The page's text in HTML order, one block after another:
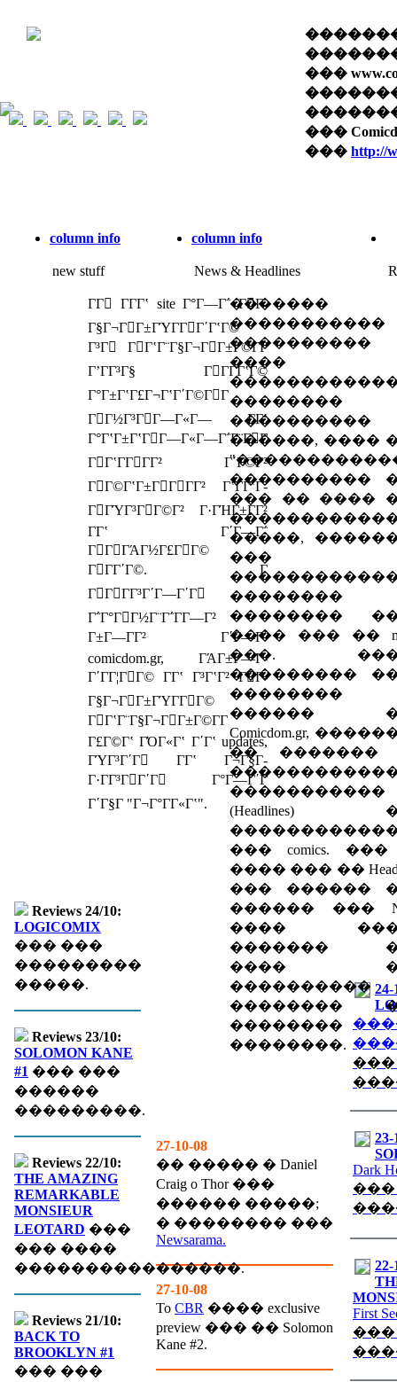
���
�������
���
��� http://
column info
new stuff
ΓΓ ΓΓ­Γʽ site Γ°Γ―Γ΅ ΓΓ­
Γ§Γ¬ΓΓ±ΓΎΓ­ΓΓ΄ΓʽΓ©
Γ³Γ ΓΓʽΓ¨Γ§Γ¬ΓΓ±Γ©Γ­Γ
ΓʼΓΓ³Γ§ ΓΓΓ­ΓʽΓ©
Γ°Γ±ΓʽΓ£Γ¬ΓʽΓ΄Γ©ΓΓ
ΓΓ½Γ³ΓΓ―Γ«Γ― Γ­Γʽ
Γ°ΓʽΓ±ΓʽΓΓ―Γ«Γ―Γ΅Γ¨ΓΓ
ΓΓʽΓ­ΓΓΓ² Γ΄Γ©Γ²
ΓΓ©ΓʽΓ±ΓΓΓΓ² ΓʽΓ­ΓʽΓ­
ΓΓΎΓ³ΓΓ©Γ² Γ·ΓΉΓ±ΓΓ²
Γ­Γʽ Γ΄Γ―Γ΅
ΓΓΓΆΓ½Γ£ΓΓ©
ΓΓΓ΄Γ©. Γ
ΓΓΓΓ³Γ΄Γ―Γ΄Γ
Γ΅Γ°ΓΓ½Γ¨Γ΅Γ­Γ―Γ²
Γ±Γ―ΓΓ² Γ΄Γ―Γ΅
comicdom.gr, ΓΆΓ±Γ―Γ­
Γ΄ΓΓ¦ΓΓ© Γ­Γʽ Γ³ΓʽΓ² ΓΓ­
Γ§Γ¬ΓΓ±ΓΎΓ­ΓΓ©
ΓΓʽΓ¨Γ§Γ¬ΓΓ±Γ©Γ­Γ
Γ£Γ©Γʽ ΓΌΓ«Γʽ Γ΄Γʽ updates,
ΓΎΓ³Γ΄Γ Γ­Γʽ Γ¬Γ§Γ­
Γ·ΓΓ³ΓΓ΄Γ Γ°Γ―Γ΄Γ
Γ΄Γ§Γ­ "Γ¬Γ°ΓΓ«Γʽ".
Reviews 24/10:
LOGICOMIX
��� ���
���������
�����.
Reviews 23/10:
SOLOMON KANE
#1 ��� ���
������
���������.
Reviews 22/10:
THE AMAZING
REMARKABLE
MONSIEUR
LEOTARD ���
��� ����
����������������.
Reviews 21/10:
BACK TO
BROOKLYN #1
��� ���
column info
News & Headlines
�������
�����������
����������
����
��������
����������
������, ����
����������
��� �� ����
�����,
���
��������
��������
���� ��� ��
���.
���������
��������
������
Comicdom.gr,
�� �������
�����������
(Headlines)
��� comics. ���
���� ��� ��
��� ������
������ ���
����
�������
����
����������
��������
��������
��������.
27-10-08
�� ����� � Daniel
Craig o Thor ���
������ �����;
� �������� ���
Newsarama.
27-10-08
To CBR ���� exclusive
preview ��� �� Solomon
Kane #2.
24-
23-
Dark
22-
First